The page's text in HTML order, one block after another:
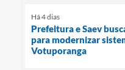
Há 4 dias
Prefeitura e Saev
para modernizar
Votuporanga